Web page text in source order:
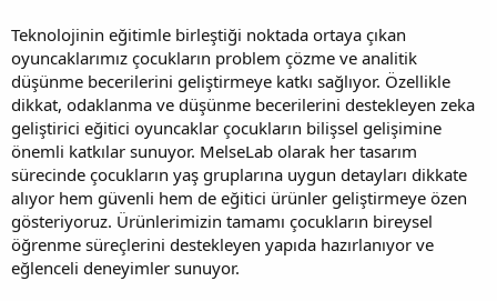
Teknolojinin eğitimle birleştiği noktada ortaya çıkan
oyuncaklarımız çocukların problem çözme ve analitik
düşünme becerilerini geliştirmeye katkı sağlıyor. Özellikle
dikkat, odaklanma ve düşünme becerilerini destekleyen zeka
geliştirici eğitici oyuncaklar çocukların bilişsel gelişimine
önemli katkılar sunuyor. MelseLab olarak her tasarım
sürecinde çocukların yaş gruplarına uygun detayları dikkate
alıyor hem güvenli hem de eğitici ürünler geliştirmeye özen
gösteriyoruz. Ürünlerimizin tamamı çocukların bireysel
öğrenme süreçlerini destekleyen yapıda hazırlanıyor ve
eğlenceli deneyimler sunuyor.